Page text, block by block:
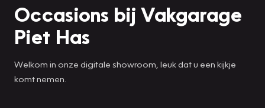
Occasions bij Vakgarage
Piet Has
Welkom in onze digitale showroom, leuk dat u een kijkje
komt nemen.